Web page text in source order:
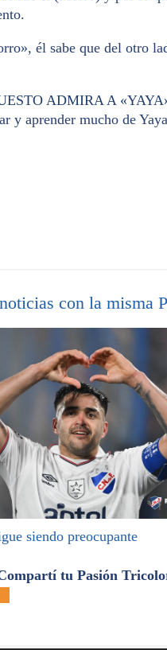
él sabe que del otro
ADMIRA A
y aprender mucho de
con la misma
siendo preocupante
tu Pasión